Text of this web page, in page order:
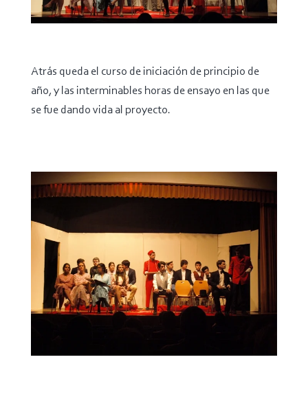
Atrás queda el curso de iniciación de principio de
año, y las interminables horas de ensayo en las que
se fue dando vida al proyecto.